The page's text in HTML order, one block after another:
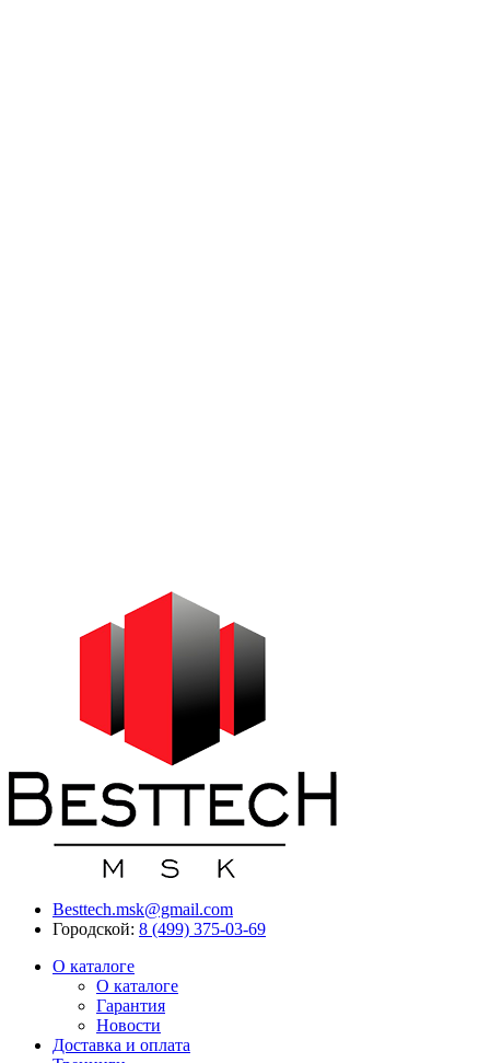
Besttech.msk@gmail.com
Городской: 8 (499) 375-03-69
О каталоге
О каталоге
Гарантия
Новости
Доставка и оплата